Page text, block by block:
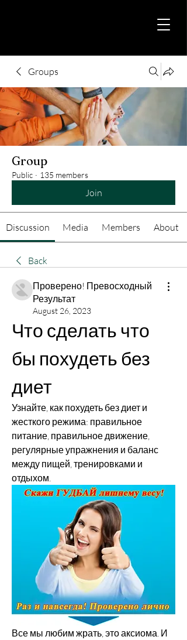
Groups
Group
Public · 135 members
Join
Discussion Media Members About
Back
Проверено! Превосходный
Результат
August 26, 2023
Что сделать что
бы похудеть без
диет
Узнайте, как похудеть без диет и
жесткого режима: правильное
питание, правильное движение,
регулярные упражнения и баланс
между пищей, тренировками и
отдыхом.
Все мы любим жрать, это аксиома. И